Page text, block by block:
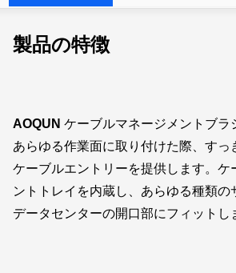
製品の特徴
AOQUN ケーブルマネージメントブラ
あらゆる作業面に取り付けた際、すっ
ケーブルエントリーを提供します。ケ
ントトレイを内蔵し、あらゆる種類の
データセンターの開口部にフィットし